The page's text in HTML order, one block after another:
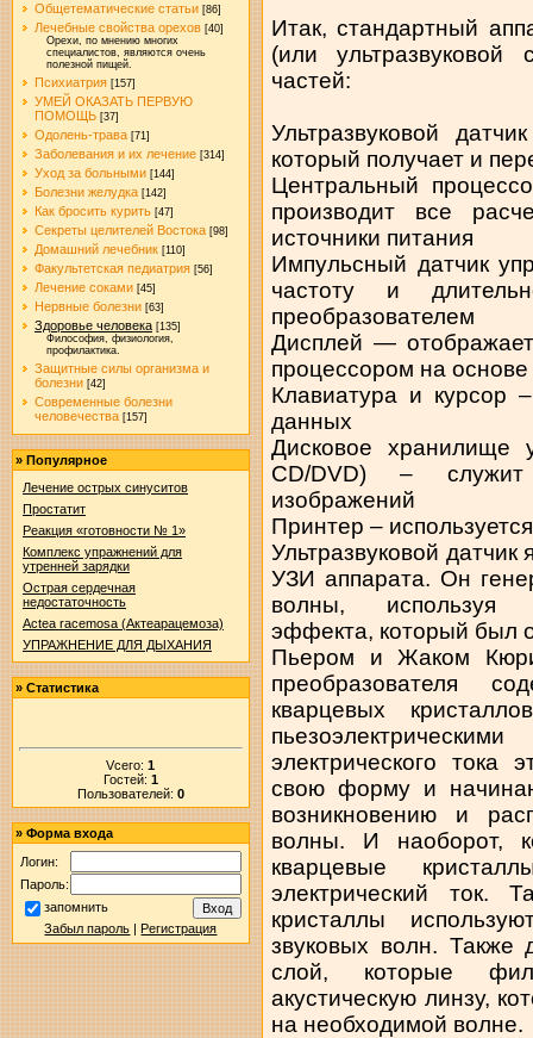
Общетематические статьи [86]
Лечебные свойства орехов [40]
Орехи, по мнению многих
специалистов, являются очень
полезной пищей.
Психиатрия [157]
УМЕЙ ОКАЗАТЬ ПЕРВУЮ
ПОМОЩЬ [37]
Одолень-трава [71]
Заболевания и их лечение [314]
Уход за больными [144]
Болезни желудка [142]
Как бросить курить [47]
Секреты целителей Востока [98]
Домашний лечебник [110]
Факультетская педиатрия [56]
Лечение соками [45]
Нервные болезни [63]
Здоровье человека [135]
Философия, физиология,
профилактика.
Защитные силы организма и
болезни [42]
Современные болезни
человечества [157]
» Популярное
Лечение острых синуситов
Простатит
Реакция «готовности № 1»
Комплекс упражнений для
утренней зарядки
Острая сердечная
недостаточность
Actea racemosa (Актеарацемоза)
УПРАЖНЕНИЕ ДЛЯ ДЫХАНИЯ
» Статистика
Vсего:1
Гостей: 1
Пользователей: 0
» Форма входа
Логин:
Пароль:
запомнить
Забыл пароль |Регистрация
Итак, стандартный
(или
частей:
Ультразвуковой
который получает и
Центральный
производит все
источники питания
Импульсный датчик
частоту и
преобразователем
Дисплей —
процессором на
Клавиатура и курсор
данных
Дисковое хранилище
CD/DVD) –
изображений
Принтер –
Ультразвуковой
УЗИ аппарата. Он
волны, используя
эффекта, который был
Пьером и Жаком
преобразователя
кварцевых
электрического тока
свою форму и
возникновению и
волны. И наоборот,
кварцевые
электрический
кристаллы
звуковых волн. Также
слой, которые
акустическую линзу,
на необходимой волне.